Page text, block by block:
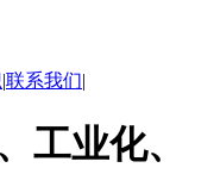
|联系我们|
工业化、